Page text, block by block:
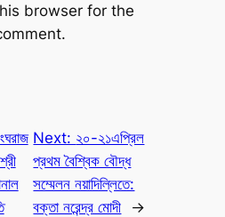
browser for the
Next: ২০-২১এপ্রিল
প্রথম বৈশ্বিক বৌদ্ধ
সম্মেলন নয়াদিল্লিতে:
বক্তা নরেন্দ্র মোদী
→